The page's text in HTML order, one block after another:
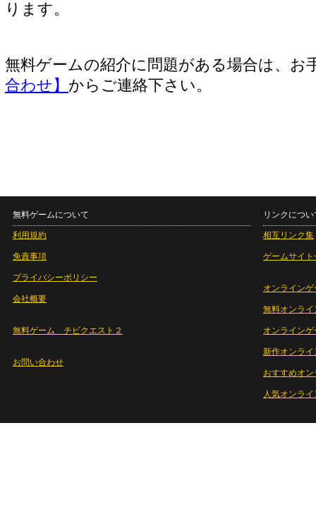
ります。
無料ゲームの紹介に問題がある場合は、お
合わせ】 からご連絡下さい。
無料ゲームについて
利用規約
免責事項
プライバシーポリシー
会社概要
無料ゲーム チビクエスト２
お問い合わせ
リンクについ
相互リンク集
ゲームサイト
オンラインゲ
無料オンライ
オンライン
新作オンライ
おすすめオ
人気オンラ